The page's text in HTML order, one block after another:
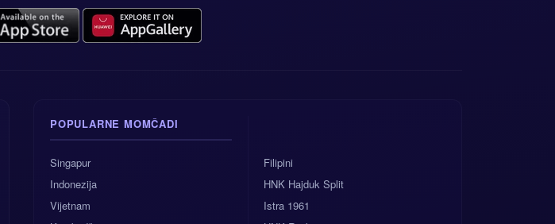
POPULARNE MOMČADI
Singapur
Indonezija
Vijetnam
Filipini
HNK Hajduk Split
Istra 1961